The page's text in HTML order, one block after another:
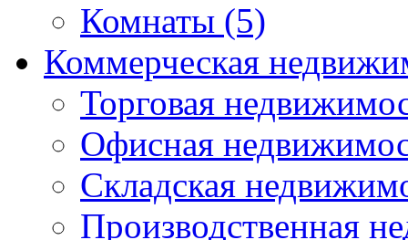
Комнаты (5)
Коммерческая
Торговая
Офисная
Складская
Производственная